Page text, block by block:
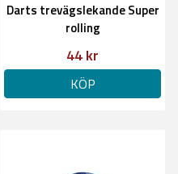
Darts trevägslekande Super
rolling
44 kr
KÖP